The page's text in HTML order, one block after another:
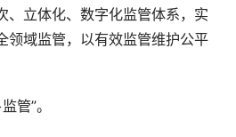
、立体化、数字化监管体系，实
领域监管，以有效监管维护公平
管”。